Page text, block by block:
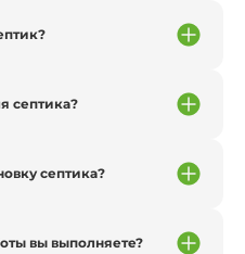
септика?
септика?
вы выполняете?